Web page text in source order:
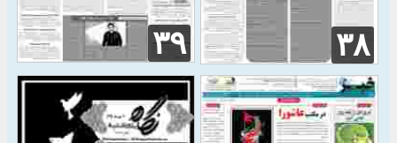
۳۸ ۳۹